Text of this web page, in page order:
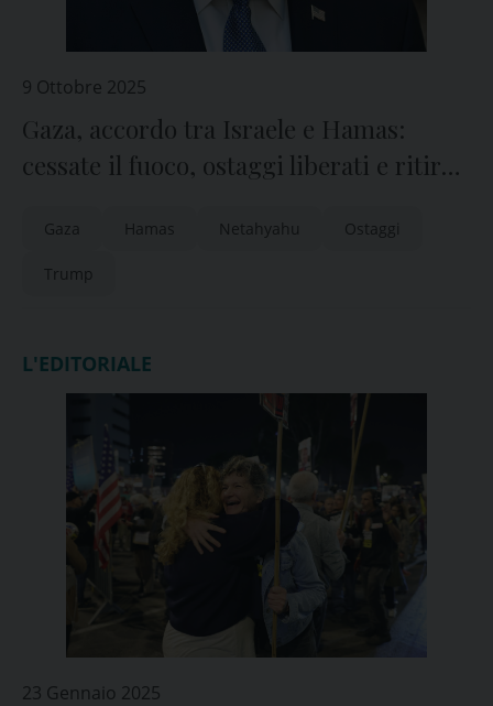
9 Ottobre 2025
Gaza, accordo tra Israele e Hamas:
cessate il fuoco, ostaggi liberati e ritiro
Gaza Hamas Netahyahu Ostaggi
Trump
L'EDITORIALE
23 Gennaio 2025